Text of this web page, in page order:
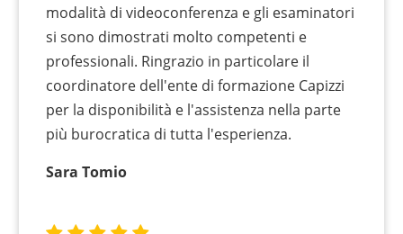
modalità di videoconferenza e gli esaminatori
si sono dimostrati molto competenti e
professionali. Ringrazio in particolare il
coordinatore dell'ente di formazione Capizzi
per la disponibilità e l'assistenza nella parte
più burocratica di tutta l'esperienza.
Sara Tomio